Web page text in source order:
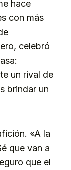
hace
con más
celebró
un rival de
brindar un
«A la
que van a
que el